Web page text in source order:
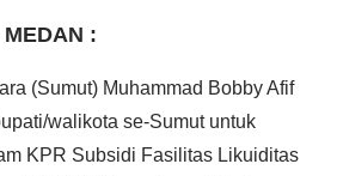
MEDAN :
(Sumut) Muhammad Bobby Afif
walikota se-Sumut untuk
KPR Subsidi Fasilitas Likuiditas